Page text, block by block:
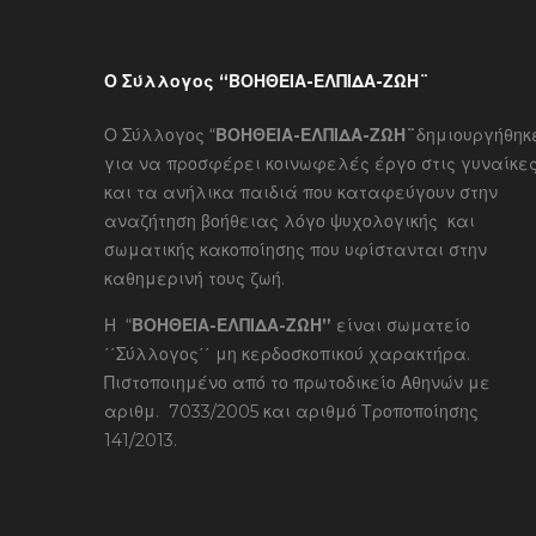
Ο Σύλλογος “ΒΟΗΘΕΙΑ-ΕΛΠΙΔΑ-ΖΩΗ¨
Ο Σύλλογος “ΒΟΗΘΕΙΑ-ΕΛΠΙΔΑ-ΖΩΗ¨
για να προσφέρει κοινωφελές έργο στις γυναίκες
και τα ανήλικα παιδιά που καταφεύγουν στην
αναζήτηση βοήθειας λόγο ψυχολογικής και
σωματικής κακοποίησης που υφίστανται στην
καθημερινή τους ζωή.
Η “ΒΟΗΘΕΙΑ-ΕΛΠΙΔΑ-ΖΩΗ” είναι σωματείο
΄΄Σύλλογος΄΄ μη κερδοσκοπικού χαρακτήρα.
Πιστοποιημένο από το πρωτοδικείο Αθηνών με
αριθμ. 7033/2005 και αριθμό Τροποποίησης
141/2013.